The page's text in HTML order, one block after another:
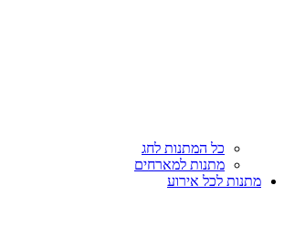
כל המתנות לחג
מתנות למארחים
מתנות לכל אירוע